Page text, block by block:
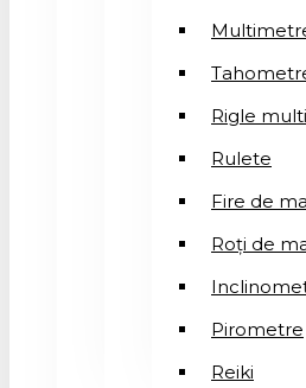
Rigle
Rulete
Fire de
Roți de
Pirometre
Reiki